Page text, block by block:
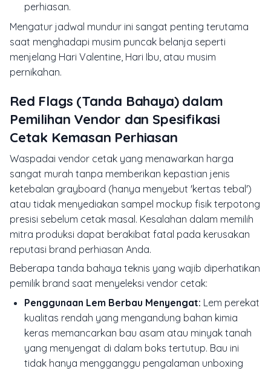
perhiasan.
Mengatur jadwal mundur ini sangat penting terutama
saat menghadapi musim puncak belanja seperti
menjelang Hari Valentine, Hari Ibu, atau musim
pernikahan.
Red Flags (Tanda Bahaya) dalam
Pemilihan Vendor dan Spesifikasi
Cetak Kemasan Perhiasan
Waspadai vendor cetak yang menawarkan harga
sangat murah tanpa memberikan kepastian jenis
ketebalan grayboard (hanya menyebut 'kertas tebal')
atau tidak menyediakan sampel mockup fisik terpotong
presisi sebelum cetak masal. Kesalahan dalam memilih
mitra produksi dapat berakibat fatal pada kerusakan
reputasi brand perhiasan Anda.
Beberapa tanda bahaya teknis yang wajib diperhatikan
pemilik brand saat menyeleksi vendor cetak:
Penggunaan Lem Berbau Menyengat: Lem perekat
kualitas rendah yang mengandung bahan kimia
keras memancarkan bau asam atau minyak tanah
yang menyengat di dalam boks tertutup. Bau ini
tidak hanya mengganggu pengalaman unboxing